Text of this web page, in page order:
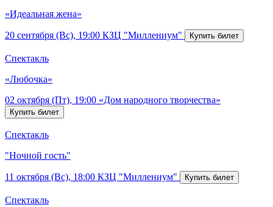
«Идеальная жена»
20 сентября (Вс), 19:00 КЗЦ "Миллениум"
Спектакль
«Любочка»
02 октября (Пт), 19:00 «Дом народного творчества»
Спектакль
"Ночной гость"
11 октября (Вс), 18:00 КЗЦ "Миллениум"
Спектакль